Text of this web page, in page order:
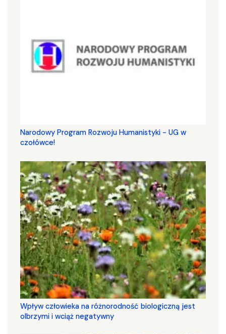
Narodowy Program Rozwoju Humanistyki - UG w
czołówce!
Wpływ człowieka na różnorodność biologiczną jest
olbrzymi i wciąż negatywny